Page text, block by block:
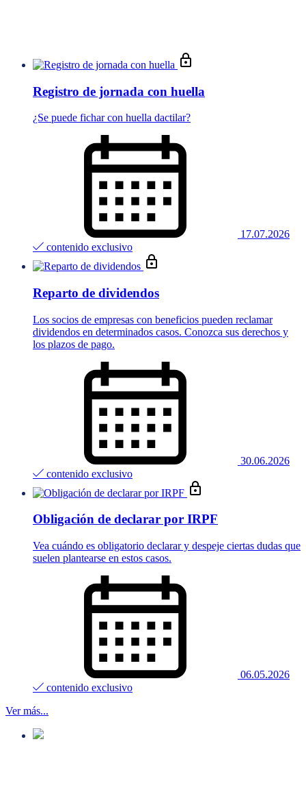
Registro de jornada con huella
¿Se puede fichar con huella dactilar?
17.07.2026
contenido exclusivo
Reparto de dividendos
Los socios de empresas con beneficios pueden reclamar
dividendos en determinados casos. Conozca sus derechos y
los plazos de pago.
30.06.2026
contenido exclusivo
Obligación de declarar por IRPF
Vea cuándo es obligatorio declarar y despeje ciertas dudas que
suelen plantearse en estos casos.
06.05.2026
contenido exclusivo
Ver más...